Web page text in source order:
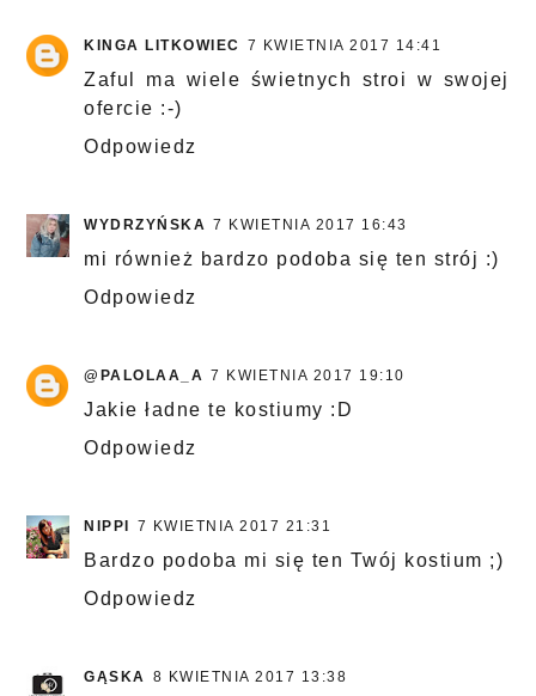
KINGA LITKOWIEC 7 KWIETNIA 2017 14:41
Zaful ma wiele świetnych stroi w swojej
ofercie :-)
Odpowiedz
WYDRZYŃSKA 7 KWIETNIA 2017 16:43
mi również bardzo podoba się ten strój :)
Odpowiedz
@PALOLAA_A 7 KWIETNIA 2017 19:10
Jakie ładne te kostiumy :D
Odpowiedz
NIPPI 7 KWIETNIA 2017 21:31
Bardzo podoba mi się ten Twój kostium ;)
Odpowiedz
GĄSKA 8 KWIETNIA 2017 13:38